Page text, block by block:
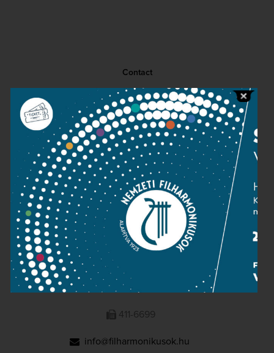
Contact
Public information
Press room
Terms and privacy
Imprint
NATIONAL PHILHARMONIC
1095 Budapest, Komor Marcell u. 1. (Müpa)
411-6600
411-6699
info@filharmonikusok.hu